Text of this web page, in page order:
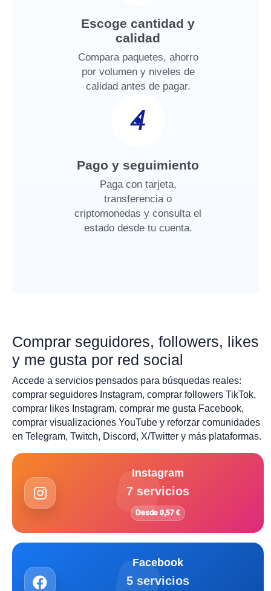
Escoge cantidad y
calidad
Compara paquetes, ahorro
por volumen y niveles de
calidad antes de pagar.
4
Pago y seguimiento
Paga con tarjeta,
transferencia o
criptomonedas y consulta el
estado desde tu cuenta.
Comprar seguidores, followers, likes
y me gusta por red social
Accede a servicios pensados para búsquedas reales:
comprar seguidores Instagram, comprar followers TikTok,
comprar likes Instagram, comprar me gusta Facebook,
comprar visualizaciones YouTube y reforzar comunidades
en Telegram, Twitch, Discord, X/Twitter y más plataformas.
Instagram
7 servicios
Desde 0,57 €
Facebook
5 servicios